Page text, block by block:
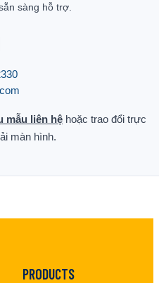
sàng hỗ trợ.
mẫu liên hệ hoặc trao đổi trực
màn hình.
PRODUCTS